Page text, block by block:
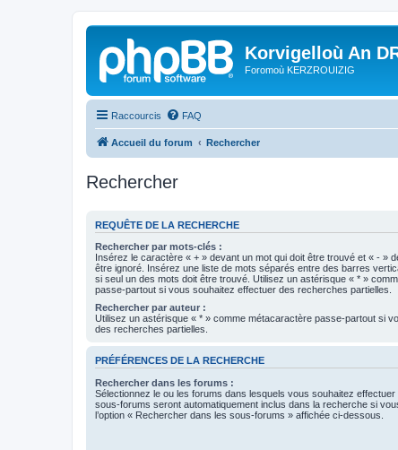
Korvigelloù An
Foromoù KERZROUIZIG
Raccourcis FAQ
Accueil du forum Rechercher
Rechercher
REQUÊTE DE LA RECHERCHE
Rechercher par mots-clés :
Insérez le caractère « + » devant un mot qui doit être trouvé et « - »
être ignoré. Insérez une liste de mots séparés entre des barres
si seul un des mots doit être trouvé. Utilisez un astérisque « * »
passe-partout si vous souhaitez effectuer des recherches partielles.
Rechercher par auteur :
Utilisez un astérisque « * » comme métacaractère passe-partout si
des recherches partielles.
PRÉFÉRENCES DE LA RECHERCHE
Rechercher dans les forums :
Sélectionnez le ou les forums dans lesquels vous souhaitez
sous-forums seront automatiquement inclus dans la recherche si
l’option « Rechercher dans les sous-forums » affichée ci-dessous.